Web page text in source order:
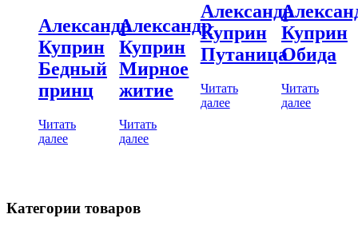
Александр
Куприн
Бедный
принц
Читать
далее
Александр
Куприн
Мирное
житие
Читать
далее
Александр
Куприн
Путаница
Читать
далее
Куприн
Обида
Читать
далее
Категории товаров